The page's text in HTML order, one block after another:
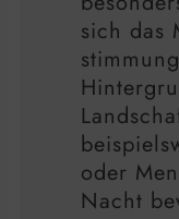
sich das
oder
Nacht